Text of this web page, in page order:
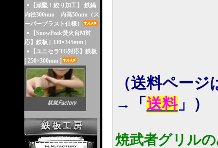
【頑堅！絞り加工】 鉄鍋
内径300mm 内高50mm（ス
ーパーブラスト仕様）
【SnowPeak焚火台M対
応】鉄板 [ 330×345mm ]
【ユニセラTG対応】鉄板
[ 250×300mm ]
（送料ペー
→「 送料」）
焼武者グリル